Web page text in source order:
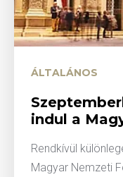
ÁLTALÁNOS
indul a
Rendkívül
Magyar Nemzeti